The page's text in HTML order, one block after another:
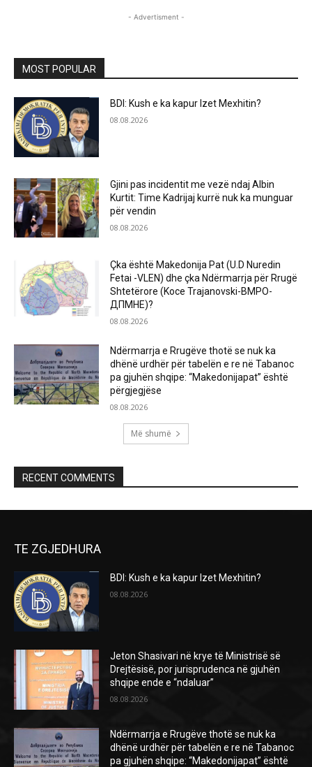
- Advertisment -
MOST POPULAR
BDI: Kush e ka kapur Izet Mexhitin?
08.08.2026
Gjini pas incidentit me vezë ndaj Albin
Kurtit: Time Kadrijaj kurrë nuk ka munguar
për vendin
08.08.2026
Çka është Makedonija Pat (U.D Nuredin
Fetai -VLEN) dhe çka Ndërmarrja për Rrugë
Shtetërore (Koce Trajanovski-ВМРО-
ДПМНЕ)?
08.08.2026
Ndërmarrja e Rrugëve thotë se nuk ka
dhënë urdhër për tabelën e re në Tabanoc
pa gjuhën shqipe: “Makedonijapat” është
përgjegjëse
08.08.2026
Më shumë
RECENT COMMENTS
TE ZGJEDHURA
BDI: Kush e ka kapur Izet Mexhitin?
08.08.2026
Jeton Shasivari në krye të Ministrisë së
Drejtësisë, por jurisprudenca në gjuhën
shqipe ende e “ndaluar”
08.08.2026
Ndërmarrja e Rrugëve thotë se nuk ka
dhënë urdhër për tabelën e re në Tabanoc
pa gjuhën shqipe: “Makedonijapat” është